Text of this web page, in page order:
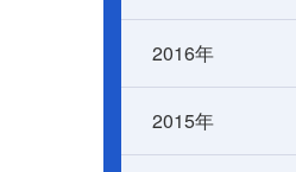
2016年
2015年